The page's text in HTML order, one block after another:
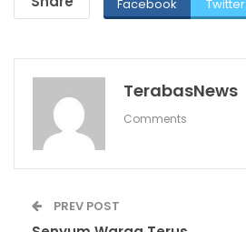
Facebook Twitter
TerabasNews
Comments
PREV POST